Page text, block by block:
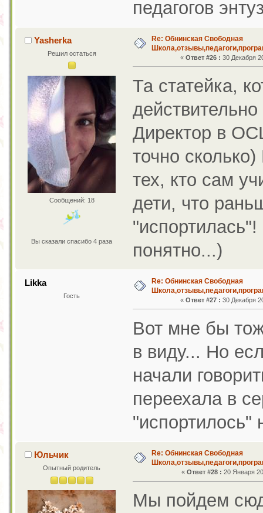
педагогов
Yasherka
Решил остаться
Сообщений: 18
Вы сказали спасибо 4 раза
Re: Обнинская Свободная
«Ответ #26 : 30 Декабря
Та статейка,
Директор в
точно
тех, кто сам
дети, что
понятно...)
Likka
Гость
Re: Обнинская Свободная
«Ответ #27 : 30 Декабря
Вот мне бы
в виду... Но
начали
переехала в
"испортилось"
Юльчик
Опытный родитель
Re: Обнинская Свободная
«Ответ #28 : 20 Января
Мы пойдем